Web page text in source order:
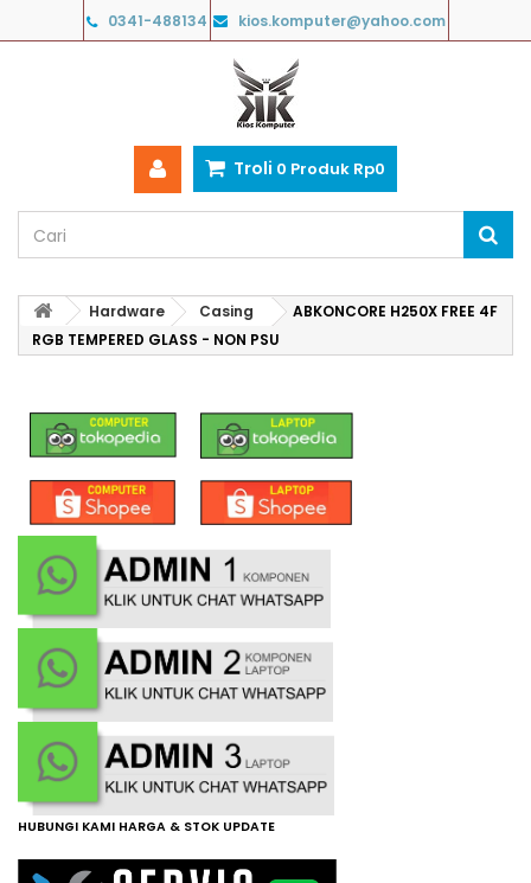
0341-488134 kios.komputer@yahoo.com
Troli 0 Produk Rp‎0
Hardware Casing
ABKONCORE H250X FREE 4F
RGB TEMPERED GLASS - NON PSU
HUBUNGI KAMI HARGA & STOK UPDATE